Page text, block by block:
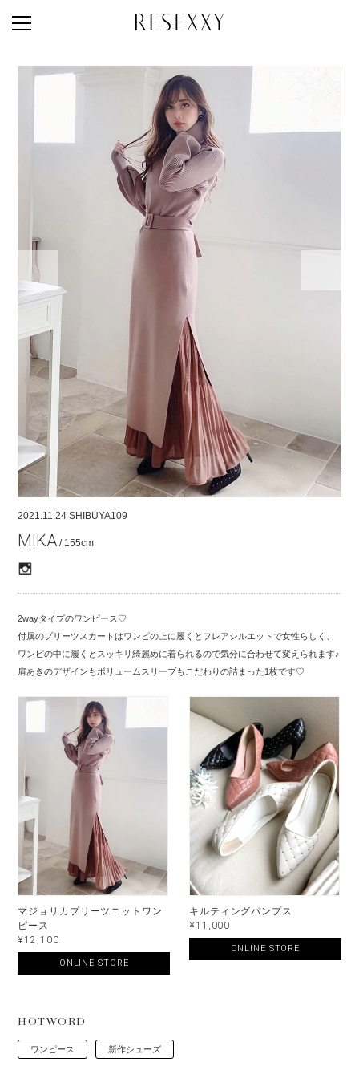
STAFF STYLE
2021.11.24 SHIBUYA109
MIKA / 155cm
2wayタイプのワンピース♡
付属のプリーツスカートはワンピの上に履くとフレアシルエットで女性らしく、
ワンピの中に履くとスッキリ綺麗めに着られるので気分に合わせて変えられます♪
肩あきのデザインもボリュームスリーブもこだわりの詰まった1枚です♡
マジョリカプリーツニットワン
ピース
¥12,100
ONLINE STORE
キルティングパンプス
¥11,000
ONLINE STORE
HOTWORD
ワンピース 新作シューズ
NEWS
SHOP LIST
ONLINE STORE
COMPANY
CONTACT
RECRUIT
FOR BUSINESS PARTNER